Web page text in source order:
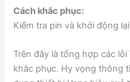
Cách khắc phục:
Kiểm tra pin và khởi động
Trên đây là tổng hợp các
khắc phục. Hy vọng thông